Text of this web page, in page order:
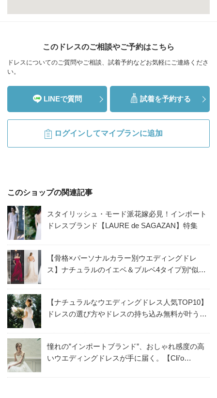
このドレスのご相談やご予約はこちら
ドレスについてのご質問やご相談、試着予約などお気軽にご連絡くださ
い。
LINEで質問 試着を予約する
ログインしてマイプランに追加
このショップの関連記事
スタイリッシュ・モード派花嫁必見！インポート
ドレスブランド【LAURE de SAGAZAN】特集
【骨格×パーソナルカラー別ウエディングドレ
ス】ナチュラルのイエベ＆ブルベ4タイプ別“似合
【ナチュラルなウエディングドレス人気TOP10】
ドレスの選び方やドレスの持ち込み無料が叶う方
憧れの”インポートブランド”、おしゃれ感度の高
いウエディングドレスが手に届く。【Cli’o